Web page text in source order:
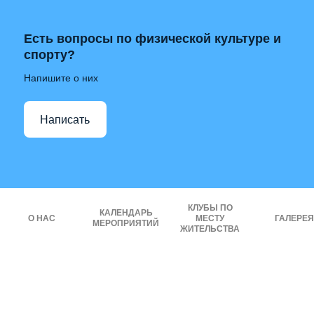
Есть вопросы по физической культуре и
спорту?
Напишите о них
Написать
О НАС
КАЛЕНДАРЬ
МЕРОПРИЯТИЙ
КЛУБЫ ПО
МЕСТУ
ЖИТЕЛЬСТВА
ГАЛЕРЕЯ